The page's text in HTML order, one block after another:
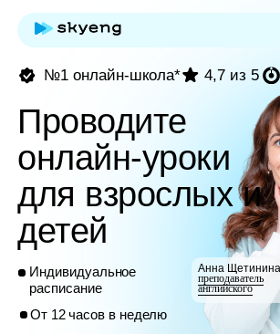
Индивидуальное
расписание
От 12 часов в неделю
Доход от 65 900 до 134 356 ₽,
сумма зависит от направления и нагрузки
4,7 из 5
Проводите
онлайн-уроки
для взрослых и
детей
Анна Щетинина,
преподаватель